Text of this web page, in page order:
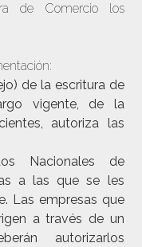
de Comercio los
de la escritura de
vigente, de la
autoriza las
Nacionales de
a las que se les
Las empresas que
a través de un
autorizarlos